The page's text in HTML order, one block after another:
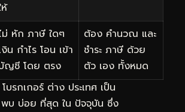
ห้
ม่ หัก ภาษี ใดๆ
งิน กำไร โอน เข้า
ญชี โดย ตรง
ต้อง คำนวณ และ
ชำระ ภาษี ด้วย
ตัว เอง ทั้งหมด
บรกเกอร์ ต่าง ประเทศ เป็น
บ บ่อย ที่สุด ใน ปัจจุบัน ซึ่ง